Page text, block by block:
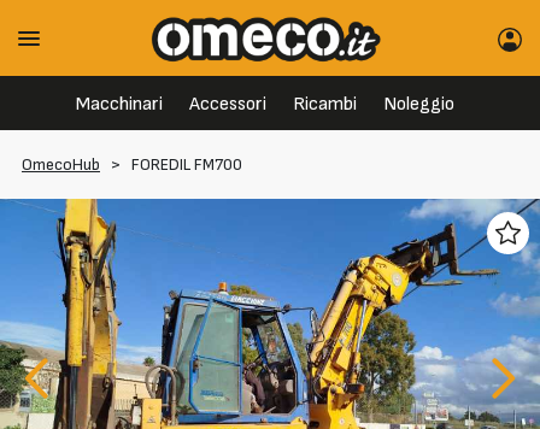
Macchinari Accessori Ricambi Noleggio
OmecoHub > FOREDIL FM700